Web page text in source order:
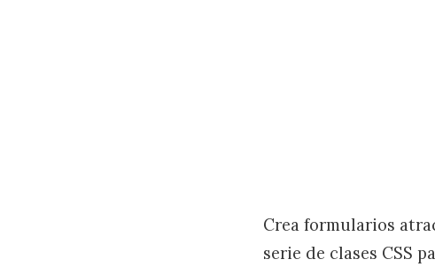
Crea formularios
serie de clases CSS